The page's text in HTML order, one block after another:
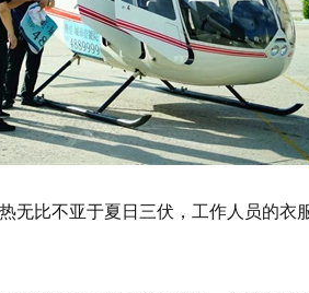
4
无比不亚于夏日三伏，工作人员的衣